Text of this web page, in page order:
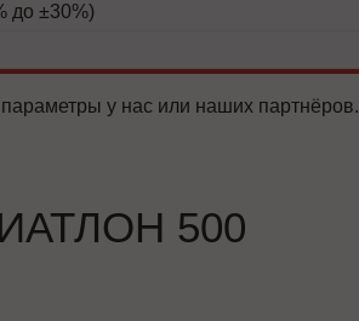
до ±30%)
у нас или наших партнёров.
500